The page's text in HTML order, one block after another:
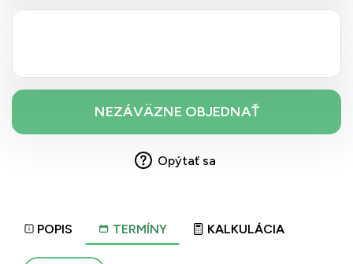
POPIS TERMÍNY KALKULÁCIA
Opýtať sa